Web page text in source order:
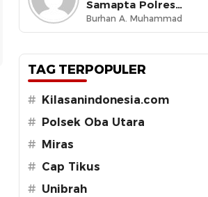
Samapta Polres
Ternate Amankan 210
Botol Miras Cap Tikus
Burhan A. Muhammad
TAG TERPOPULER
#
Kilasanindonesia.com
#
Polsek Oba Utara
#
Miras
# Cap Tikus
# Unibrah